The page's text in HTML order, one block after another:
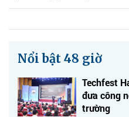
Nổi bật 48 giờ
Techfest
đưa công
trường